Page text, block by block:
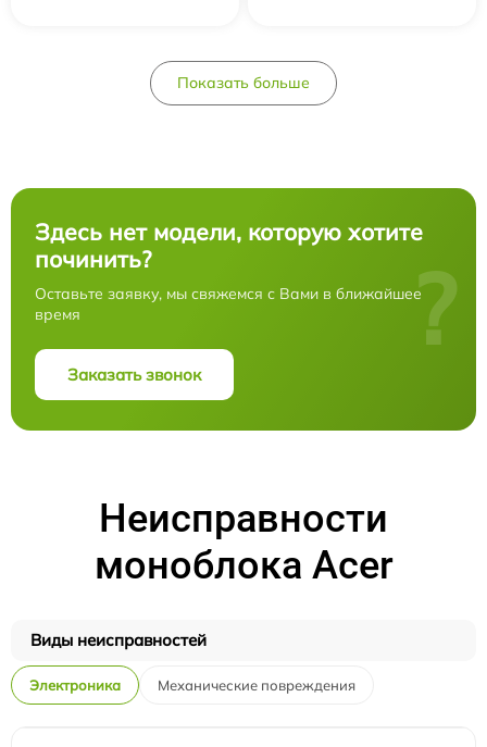
Показать больше
Здесь нет модели, которую хотите
починить?
Оставьте заявку, мы свяжемся с Вами в ближайшее
время
Заказать звонок
?
Неисправности
моноблока Acer
Виды неисправностей
Электроника Механические повреждения